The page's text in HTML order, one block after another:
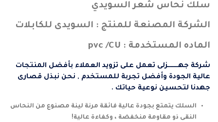
سلك نحاس شعر السويدي
الشركة المصنعة للمنتج : السويدى للكابلات
الماده المستخدمة : pvc /CU
شركة جهـــــــزلى تعمل على تزويد العملاء بأفضل المنتجات
عالية الجودة وأفضل تجربة للمستخدم , نحن نبذل قصارى
جهدنا لتحسين نوعية حياتك .
السلك يتمتع بجودة عالية فائقة مرنة لينة مصنوع من النحاس
النقى ذو مقاومة منخفضة ، وكفاءة عالية!